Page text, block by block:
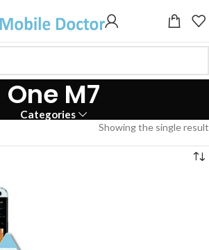
One M7
Categories
Showing the single result